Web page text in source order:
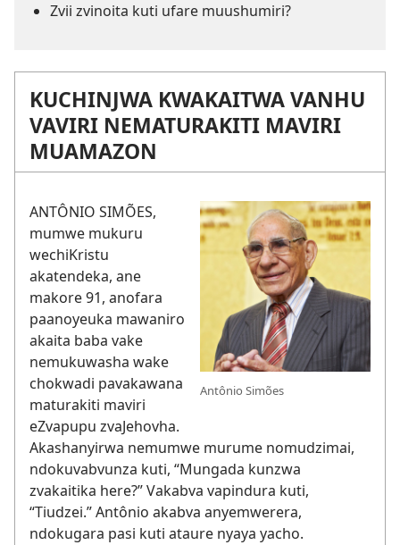
Zvii zvinoita kuti ufare muushumiri?
KUCHINJWA KWAKAITWA VANHU
VAVIRI NEMATURAKITI MAVIRI
MUAMAZON
Antônio Simões
ANTÔNIO SIMÕES,
mumwe mukuru
wechiKristu
akatendeka, ane
makore 91, anofara
paanoyeuka mawaniro
akaita baba vake
nemukuwasha wake
chokwadi pavakawana
maturakiti maviri
eZvapupu zvaJehovha.
Akashanyirwa nemumwe murume nomudzimai,
ndokuvabvunza kuti, “Mungada kunzwa
zvakaitika here?” Vakabva vapindura kuti,
“Tiudzei.” Antônio akabva anyemwerera,
ndokugara pasi kuti ataure nyaya yacho.